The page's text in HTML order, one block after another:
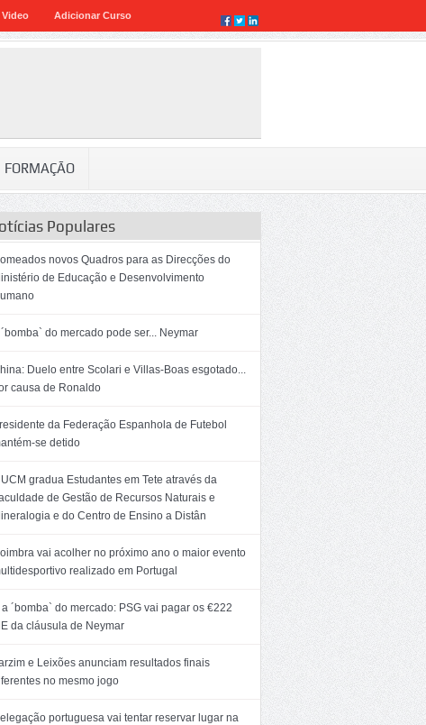
Adicionar Curso
FORMAÇÃO
Populares
novos Quadros para as Direcções do
de Educação e Desenvolvimento
´bomba` do mercado pode ser... Neymar
Duelo entre Scolari e Villas-Boas esgotado...
causa de Ronaldo
da Federação Espanhola de Futebol
se detido
UCM gradua Estudantes em Tete através da
de Gestão de Recursos Naturais e
e do Centro de Ensino a Distân
vai acolher no próximo ano o maior evento
realizado em Portugal
a ´bomba` do mercado: PSG vai pagar os €222
da cláusula de Neymar
e Leixões anunciam resultados finais
no mesmo jogo
portuguesa vai tentar reservar lugar na